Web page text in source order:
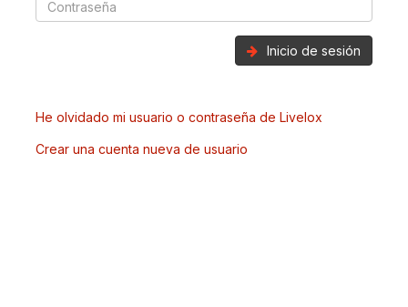
Inicio de sesión
He olvidado mi usuario o contraseña de Livelox
Crear una cuenta nueva de usuario